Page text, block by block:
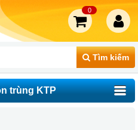
Tìm kiếm
0
trùng KTP